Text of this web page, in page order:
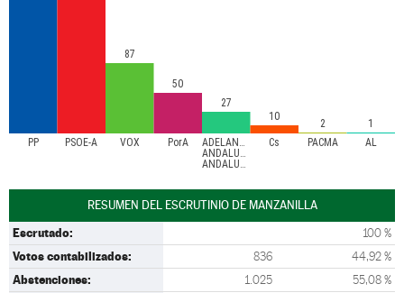
PP PSOE-A VOX PorA
ADELANTE
ANDALUCÍA-
ANDALUCISTAS
Cs PACMA AL
87
50
27
10
2 1
RESUMEN DEL ESCRUTINIO DE MANZANILLA
Escrutado: 100 %
Votos contabilizados: 836 44,92 %
Abstenciones: 1.025 55,08 %